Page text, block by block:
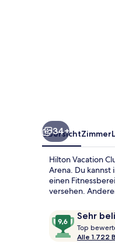
34+
ÜbersichtZimmer
Hilton Vacation
Arena. Du kannst
einen
versehen.
Bewertungen
Sehr
9,6
von
10,
Top
Alle 1.722